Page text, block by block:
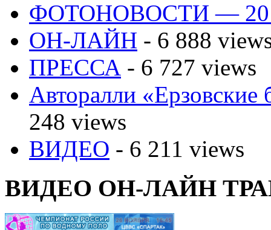
ФОТОНОВОСТИ —
ОН-ЛАЙН - 6 888
ПРЕССА - 6 727 views
Авторалли
248 views
ВИДЕО - 6 211 views
ВИДЕО ОН-ЛАЙН